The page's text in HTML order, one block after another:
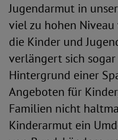
Jugendarmut in
viel zu hohen Niveau
die Kinder und
verlängert sich sogar
Hintergrund einer
Angeboten für
Familien nicht
Kinderarmut ein